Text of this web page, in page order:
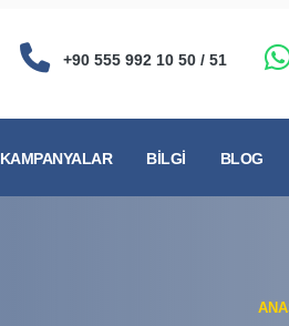
+90 555 992 10 50 / 51
KAMPANYALAR BILGI BLOG